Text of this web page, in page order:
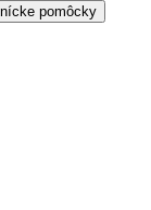
pomôcky